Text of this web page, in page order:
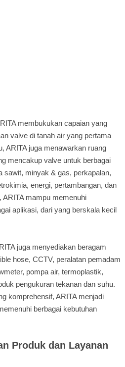
membukukan capaian yang
valve di tanah air yang pertama
ARITA juga menawarkan ruang
mencakup valve untuk berbagai
sawit, minyak & gas, perkapalan,
energi, pertambangan, dan
ARITA mampu memenuhi
aplikasi, dari yang berskala kecil
juga menyediakan beragam
hose, CCTV, peralatan pemadam
pompa air, termoplastik,
pengukuran tekanan dan suhu.
komprehensif, ARITA menjadi
berbagai kebutuhan
Produk dan Layanan